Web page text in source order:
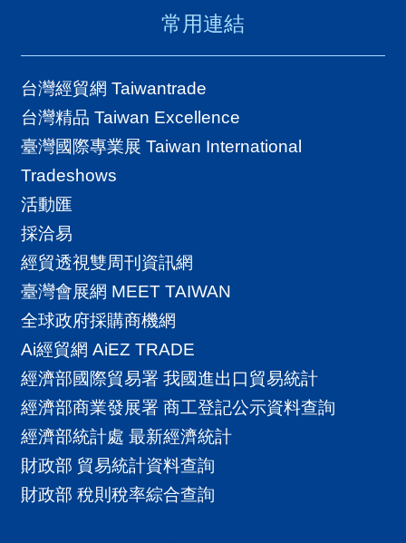
常用連結
台灣經貿網 Taiwantrade
台灣精品 Taiwan Excellence
臺灣國際專業展 Taiwan International
Tradeshows
活動匯
採洽易
經貿透視雙周刊資訊網
臺灣會展網 MEET TAIWAN
全球政府採購商機網
Ai經貿網 AiEZ TRADE
經濟部國際貿易署 我國進出口貿易統計
經濟部商業發展署 商工登記公示資料查詢
經濟部統計處 最新經濟統計
財政部 貿易統計資料查詢
財政部 稅則稅率綜合查詢